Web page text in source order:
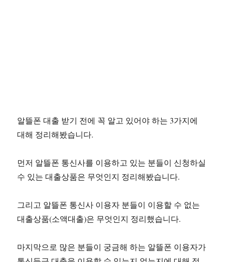
알뜰폰 대출 받기 전에 꼭 알고 있어야 하는 3가지에
대해 정리해봤습니다.
먼저 알뜰폰 통신사를 이용하고 있는 분들이 신청하실
수 있는 대출상품은 무엇인지 정리해봤습니다.
그리고 알뜰폰 통신사 이용자 분들이 이용할 수 없는
대출상품(소액대출)은 무엇인지 정리했습니다.
마지막으로 많은 분들이 궁금해 하는 알뜰폰 이용자가